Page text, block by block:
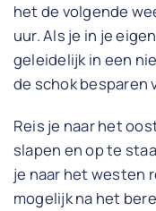
het de volgende
uur. Als je in je
geleidelijk in een
de schok besparen
Reis je naar het
slapen en op te
je naar het westen
mogelijk na het